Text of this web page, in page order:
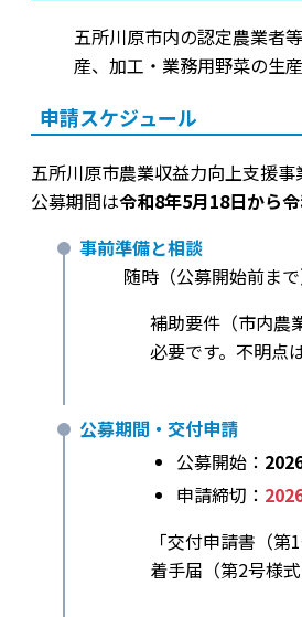
五所川原市内の認定農業者
産、加工・業務用野菜の生
申請スケジュール
五所川原市農業収益力向上支援
公募期間は令和8年5月18日から
事前準備と相談
随時（公募開始前まで
補助要件（市内農
必要です。不明点
公募期間・交付申請
公募開始：
申請締切：
「交付申請書（
着手届（第2号様